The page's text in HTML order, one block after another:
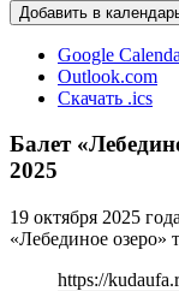
Добавить в
Google
Outlook.com
Скачать .ics
Балет
2025
19 октября 2025
«Лебединое озеро»
https://